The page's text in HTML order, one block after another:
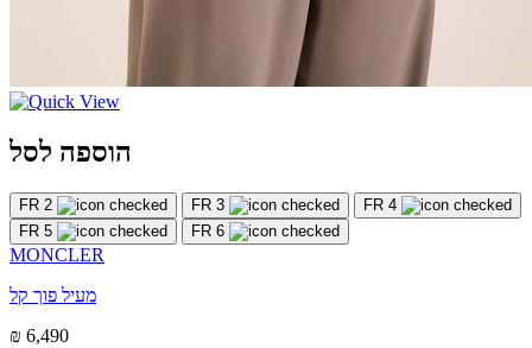
הוספה לסל
FR 2 FR 3
FR 4
FR 5
FR 6
MONCLER
מעיל פוך קל
₪ 6,490